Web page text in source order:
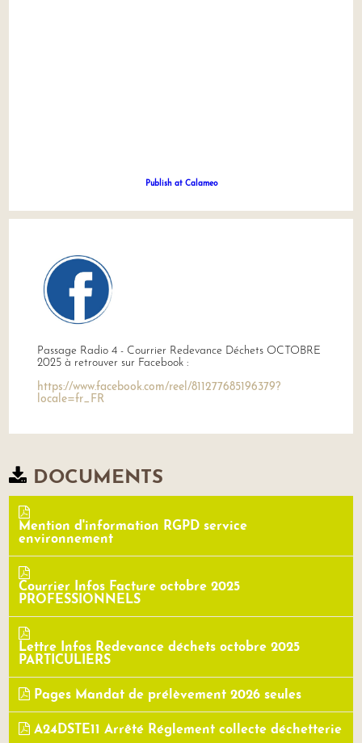
Publish at Calameo
Passage Radio 4 - Courrier Redevance Déchets OCTOBRE
2025 à retrouver sur Facebook :
https://www.facebook.com/reel/811277685196379?
locale=fr_FR
DOCUMENTS
Mention d'information RGPD service
environnement
Courrier Infos Facture octobre 2025
PROFESSIONNELS
Lettre Infos Redevance déchets octobre 2025
PARTICULIERS
Pages Mandat de prélèvement 2026 seules
A24DSTE11 Arrêté Réglement collecte déchetterie